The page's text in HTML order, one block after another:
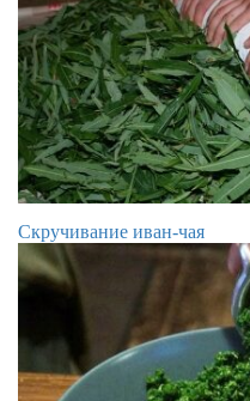
Cкручивание иван-чая